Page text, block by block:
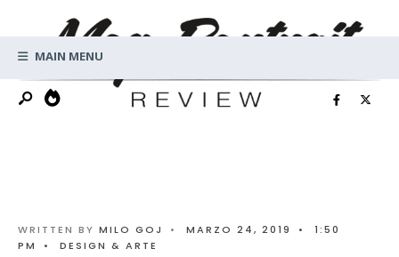
contentMAIN MENU
WRITTEN BY MILO GOJ • MARZO 24, 2019 •
1:50
PM
• DESIGN & ARTE